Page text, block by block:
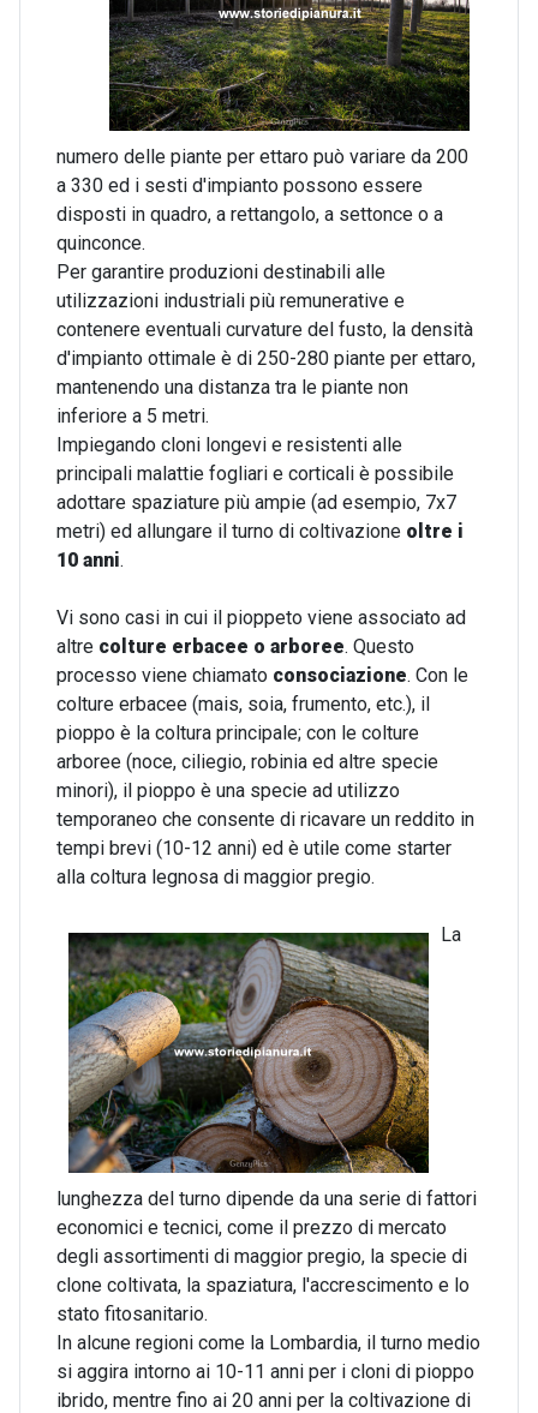
numero delle piante per ettaro può variare da 200
a 330 ed i sesti d'impianto possono essere
disposti in quadro, a rettangolo, a settonce o a
quinconce.
Per garantire produzioni destinabili alle
utilizzazioni industriali più remunerative e
contenere eventuali curvature del fusto, la densità
d'impianto ottimale è di 250-280 piante per ettaro,
mantenendo una distanza tra le piante non
inferiore a 5 metri.
Impiegando cloni longevi e resistenti alle
principali malattie fogliari e corticali è possibile
adottare spaziature più ampie (ad esempio, 7x7
metri) ed allungare il turno di coltivazione oltre i
10 anni.
Vi sono casi in cui il pioppeto viene associato ad
altre colture erbacee o arboree. Questo
processo viene chiamato consociazione. Con le
colture erbacee (mais, soia, frumento, etc.), il
pioppo è la coltura principale; con le colture
arboree (noce, ciliegio, robinia ed altre specie
minori), il pioppo è una specie ad utilizzo
temporaneo che consente di ricavare un reddito in
tempi brevi (10-12 anni) ed è utile come starter
alla coltura legnosa di maggior pregio.
La
lunghezza del turno dipende da una serie di fattori
economici e tecnici, come il prezzo di mercato
degli assortimenti di maggior pregio, la specie di
clone coltivata, la spaziatura, l'accrescimento e lo
stato fitosanitario.
In alcune regioni come la Lombardia, il turno medio
si aggira intorno ai 10-11 anni per i cloni di pioppo
ibrido, mentre fino ai 20 anni per la coltivazione di